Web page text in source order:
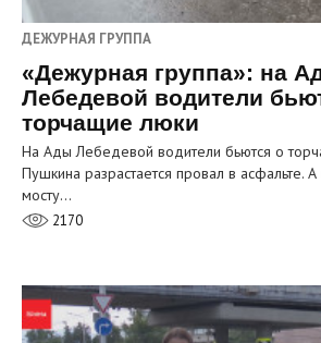
ДЕЖУРНАЯ ГРУППА
«Дежурная группа»: на
Лебедевой водители
торчащие люки
На Ады Лебедевой водители бьются о
Пушкина разрастается провал в асфальте.
мосту…
2170